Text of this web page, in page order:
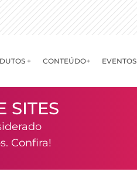
+ CONTEÚDO+ EVENTOS
SITES
Confira!